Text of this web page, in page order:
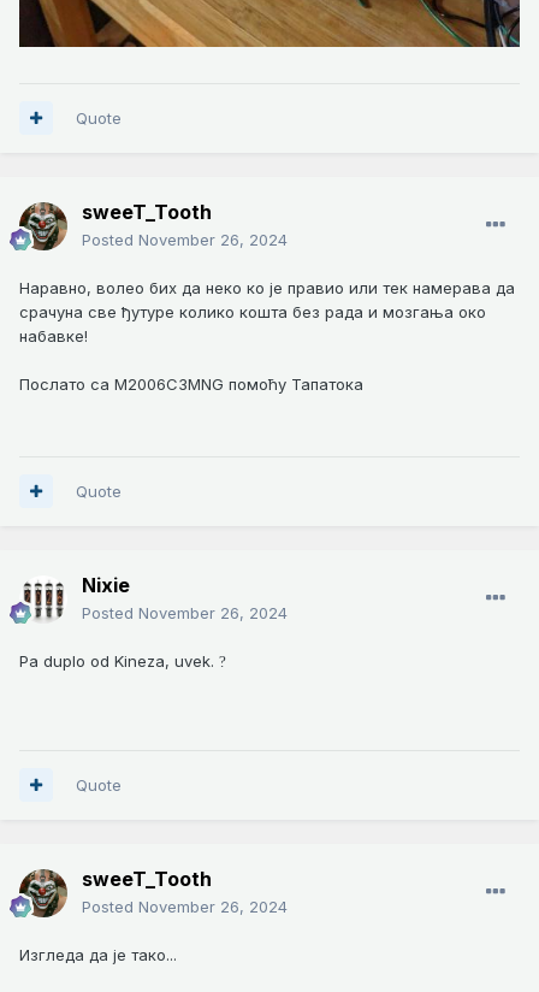
Quote
sweeT_Tooth
Posted November 26, 2024
Наравно, волео бих да неко ко је правио или тек намерава да
срачуна све ђутуре колико кошта без рада и мозгања око
набавке!
Послато са M2006C3MNG помоћу Тапатока
Quote
Nixie
Posted November 26, 2024
Pa duplo od Kineza, uvek. ?
Quote
sweeT_Tooth
Posted November 26, 2024
Изгледа да је тако...